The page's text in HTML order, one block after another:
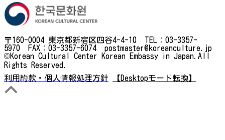
〒160-0004 東京都新宿区四谷4-4-10 TEL：03-3357-
5970 FAX：03-3357-6074 postmaster@koreanculture.jp
©Korean Cultural Center Korean Embassy in Japan.All
Rights Reserved.
利用約款・個人情報処理方針
【Desktopモード転換】